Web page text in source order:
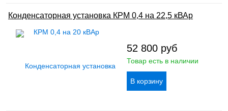
Конденсаторная установка КРМ 0,4 на 22,5 кВАр
52 800 руб
Товар есть в наличии